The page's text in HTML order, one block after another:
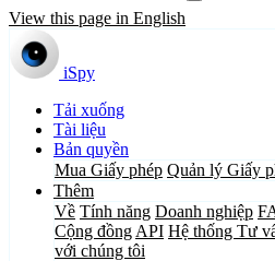
View this page in English
iSpy
Tải xuống
Tài liệu
Bản quyền
Mua Giấy phép Quản lý Giấy
Thêm
Về Tính năng Doanh nghiệp
Cộng đồng API Hệ thống Tư
với chúng tôi